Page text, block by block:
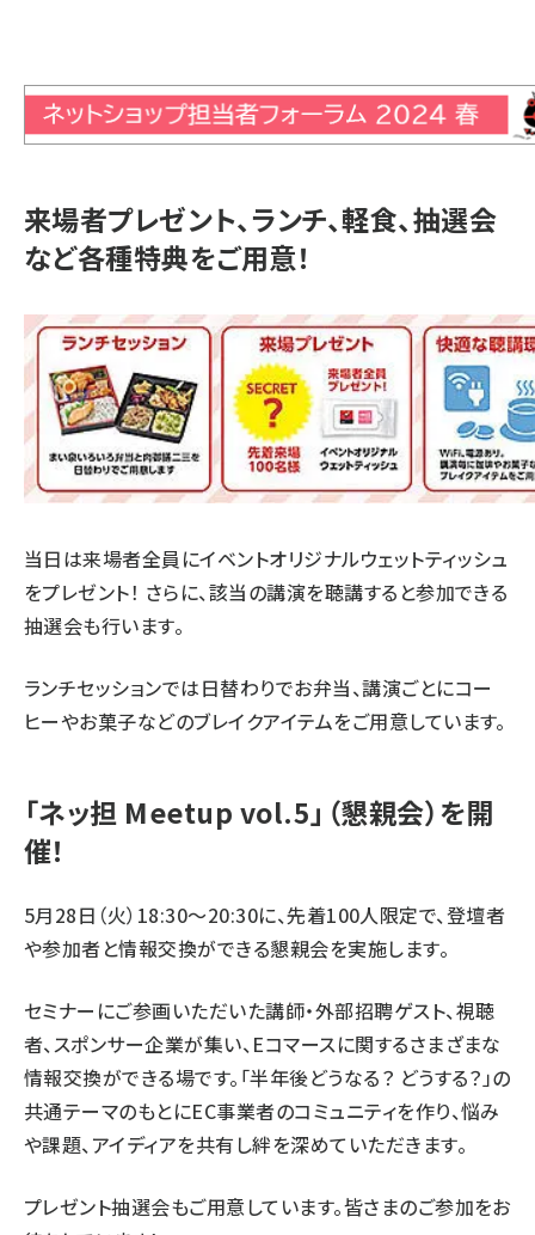
来場者プレゼント、ランチ、軽食、抽選会
など各種特典をご用意！
当日は来場者全員にイベントオリジナルウェットティッシュ
をプレゼント！ さらに、該当の講演を聴講すると参加できる
抽選会も行います。
ランチセッションでは日替わりでお弁当、講演ごとにコー
ヒーやお菓子などのブレイクアイテムをご用意しています。
「ネッ担 Meetup vol.5」（懇親会）を開
催！
5月28日（火）18:30～20:30に、先着100人限定で、登壇者
や参加者と情報交換ができる懇親会を実施します。
セミナーにご参画いただいた講師・外部招聘ゲスト、視聴
者、スポンサー企業が集い、Eコマースに関するさまざまな
情報交換ができる場です。「半年後どうなる？ どうする？」の
共通テーマのもとにEC事業者のコミュニティを作り、悩み
や課題、アイディアを共有し絆を深めていただきます。
プレゼント抽選会もご用意しています。皆さまのご参加をお